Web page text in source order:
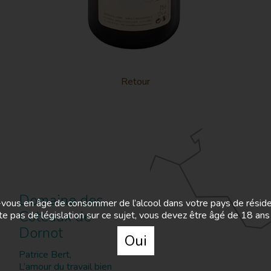
en âge de consommer de l’alcool dans votre pays de
pas de législation sur ce sujet, vous devez être âgé de 18 ans
Oui
Retour
Domaine des
Coteaux de
Dornot
Patrice Bert,
L’amour du travail bien